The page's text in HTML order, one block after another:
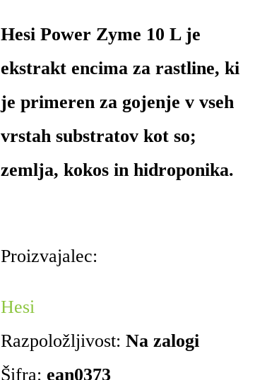
Hesi Power Zyme 10 L je
ekstrakt encima za rastline, ki
je primeren za gojenje v vseh
vrstah substratov kot so;
zemlja, kokos in hidroponika.
Proizvajalec:
Hesi
Razpoložljivost: Na zalogi
Šifra: ean0373